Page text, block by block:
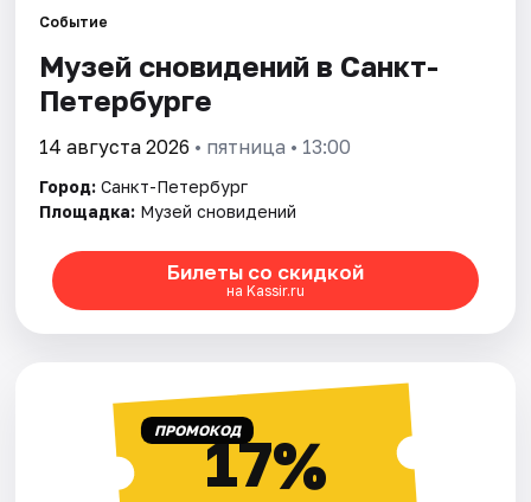
Города
Площадки
Рейтинги
Событие
Музей сновидений в Санкт-
Петербурге
14 августа 2026 • пятница • 13:00
Город: Санкт-Петербург
Площадка: Музей сновидений
Билеты со скидкой
на Kassir.ru
ПРОМОКОД17%